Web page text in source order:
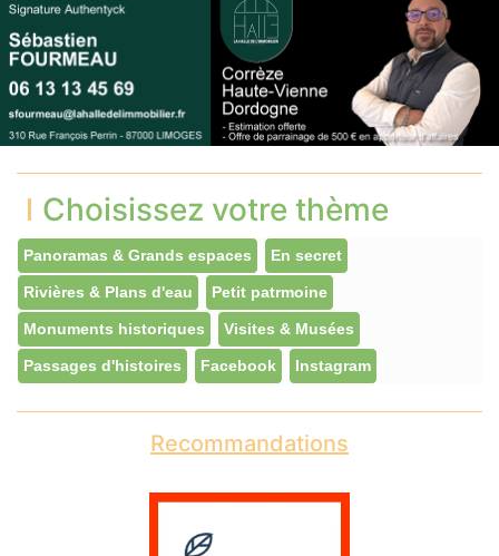
Choisissez votre thème
Panoramas & Grands espaces En secret
Rivières & Plans d'eau Petit patrmoine
Monuments historiques Visites & Musées
Passages d'histoires Facebook Instagram
Recommandations